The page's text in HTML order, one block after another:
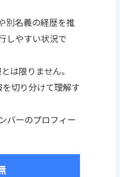
別名義の経歴を推
しやすい状況で
は限りません。
切り分けて理解す
バーのプロフィー